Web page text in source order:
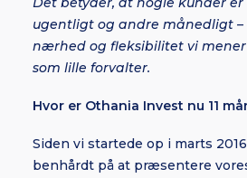
ugentligt og andre månedligt –
nærhed og fleksibilitet vi mener
som lille forvalter.
Hvor er Othania Invest nu 11
Siden vi startede op i marts
benhårdt på at præsentere